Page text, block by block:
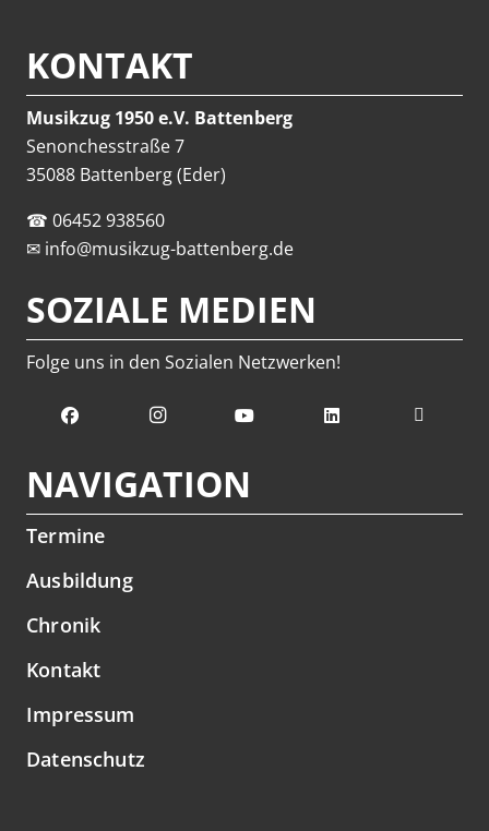
KONTAKT
Musikzug 1950 e.V. Battenberg
Senonchesstraße 7
35088 Battenberg (Eder)
☎ 06452 938560
✉ info@musikzug-battenberg.de
SOZIALE MEDIEN
Folge uns in den Sozialen Netzwerken!
NAVIGATION
Termine
Ausbildung
Chronik
Kontakt
Impressum
Datenschutz